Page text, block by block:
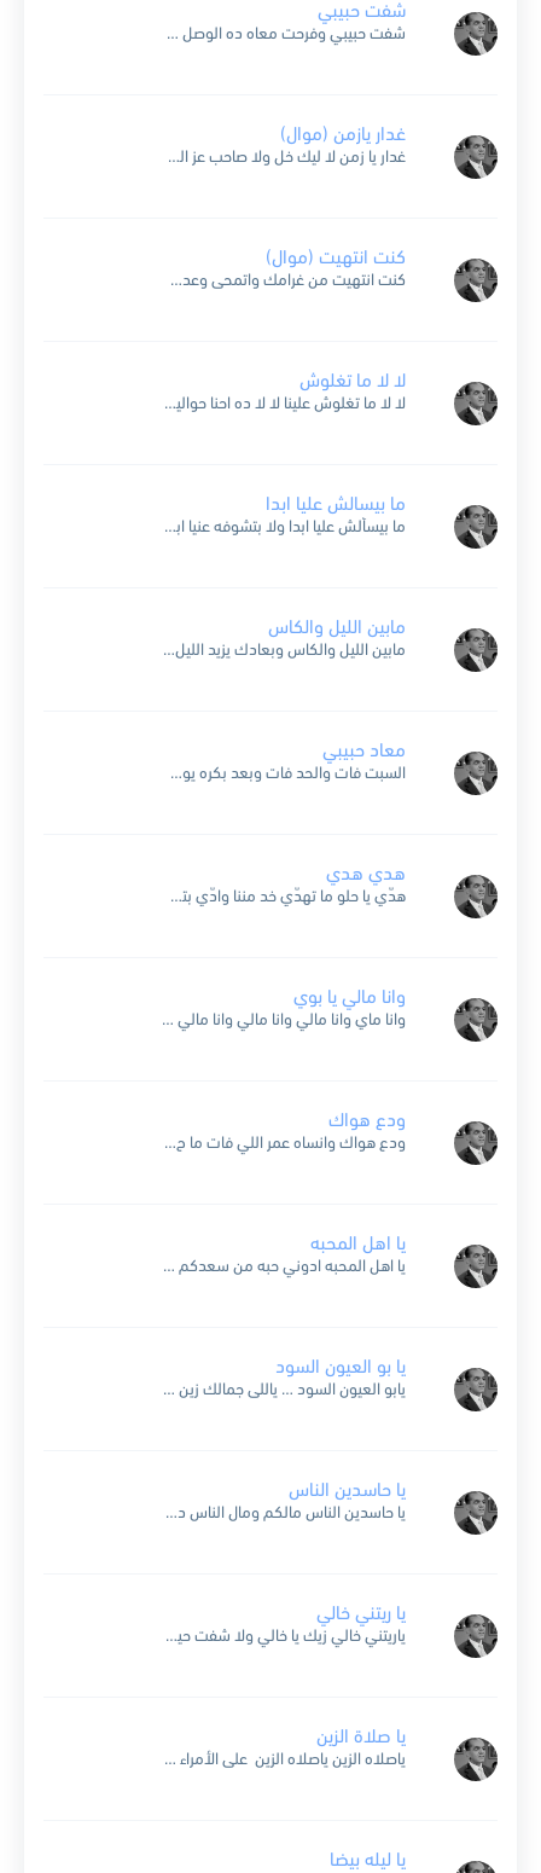
شفت حبيبي
شفت حبيبي وفرحت معاه ده الوصل جميل حلو يا محلاه بعد الوحده وكل اشجاني كان قلبي وحيد وصبح فرحان ياما قضيت الليل سهران يجي حبيبي انعم بلقاه يا حلاوته لما...
غدار يازمن (موال)
غدار يا زمن لا ليك خل ولا صاحب عز الحبايب خدتهم ولا فضلش ولا صاحب انا صاحبت صاحب اتاري صاحبي مصاحب وصاحب اتنين يا زمن ما لوش صاحب واشكيك لمين...
كنت انتهيت (موال)
كنت انتهيت من غرامك واتمحى وعدي ولما شفتك مصفى جد بي وجدي ورجعت افكر لقيتك اغلى شي عندي ماليش غنى عن جمالك لو تروح الروح لو كنت تسمح بوصلك يبقى...
لا لا ما تغلوش
لا لا ما تغلوش علينا لا لا ده احنا حوالينا ناس يتمنوا نظره ويلاغونا ألف مره اهي يعني سلوى ممكن بس احنا لا ممكن ننظر لأهل بره ده انتوا الجيره...
ما بيسالش عليا ابدا
ما بيسألش عليا ابدا ولا بتشوفه عنيا ابدا ياما ناديته وترجيته انه يرق شويه ابدا ما بيسألش عليا ابدا اول ما عنيه بصوا لي فتنوني عليه وقالوا لي وازاي بعد...
مابين الليل والكاس
مابين الليل والكاس وبعادك يزيد الليل والشوق لودادك الليل يسهّرني والكاس يفكّرني وانت محيّرني مابين الليل والكاس وبعادك يا ليل بتقسى عليّ عشان حبيبي بعيد هجرني وانساني وشفت دمع عينيّ...
معاد حبيبي
السبت فات والحد فات وبعد بكره يوم التلات معاد حبيبي معاد حبيبي افرح يا قلبي وهني العين ده كل يوم بيفوت بسنين وبعد بكره نهار لتنين وبعد بعده يوم التلات...
هدي هدي
هدّي يا حلو ما تهدّي خد مننا وادّي بتخبي ليه ضحكتك وتمدّ وتعدّي هدّي رمشك يجيب الهوى للقلب لو خالي والنظرة منك دوا لكن دوا غالي سرق النسيم رقتك سلّم...
وانا مالي يا بوي
وانا ماي وانا مالي وانا مالي وانا مالي يا بوي وانا مالي عمر الاليام ما ح تصفالي طول ما انت بعيد عني يا غالي وغلبت اقول لك تعال لي تعاندني...
ودع هواك
ودع هواك وانساه عمر اللي فات ما ح يرجع تاني كان حلم وراح انساه وارتاح ودع هواك ودع علمت قلبي ازاي يتألم خليت دموع العين تتكلم توهت ميلي جددت ويلي...
يا اهل المحبه
يا اهل المحبه ادوني حبه من سعدكم اسعد فؤادي وابلغ مرادي يوم زيكم يا اهل المحبه المحبه ادوني حبه يا اهل المحبه ادوني حبه .. يا اهل المحبه كل الأحبه...
يا بو العيون السود
يابو العيون السود … ياللى جمالك زين ميتا الوداد يعود … وتنول مناها العين حبيت وقلت ياريت … الحب يصفى لى وياريت ماكنت هويت … ولا كان على بالى ليه...
يا حاسدين الناس
يا حاسدين الناس مالكم ومال الناس ده كل قلب ف ألم ولكل واحد كاس يا حاسدين قلبين ايه قصدكم منهم يا مفرقين حبيبين فرقتوا ليه بينهم يكفينا شر العين واحرسنا...
يا ريتني خالي
ياريتني خالي زيك يا خالي ولا شفت حيرتني ولا انشغالي ياريتني زيك يا خالي يا خالي .. يا ريت جفوني تنام وتصحى على نور جمالك وتشوف عيوني في القرب فرحه ...
يا صلاة الزين
ياصلاه الزين ياصلاه الزين على الأمراء ياصلاه الزين .. ياصلاه الزين ياصلاه الزين على الحلوين ياصلاه الزين .. ياصلاه الزين ياصلاه الزين على الحاضرين يا صلاة الزين .. ليلتهم حلوه ومحليها ...
يا ليله بيضا